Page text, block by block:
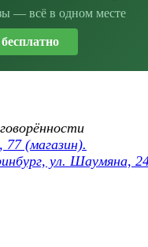
— всё в одном месте
77 (магазин).
ул. Шаумяна,